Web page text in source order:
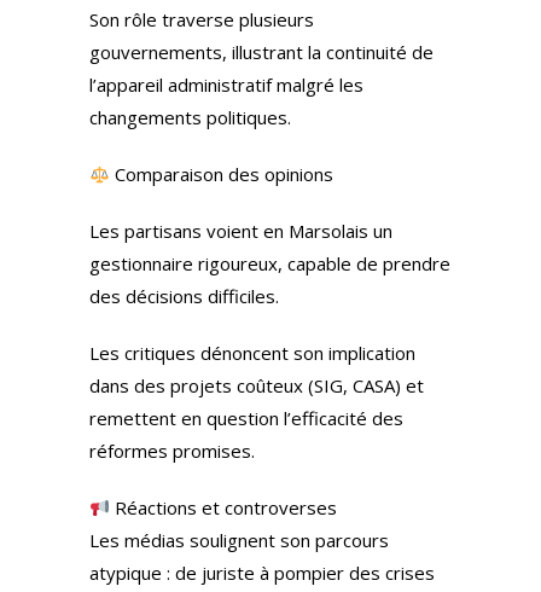
Son rôle traverse plusieurs
gouvernements, illustrant la continuité de
l’appareil administratif malgré les
changements politiques.
Comparaison des opinions
Les partisans voient en Marsolais un
gestionnaire rigoureux, capable de prendre
des décisions difficiles.
Les critiques dénoncent son implication
dans des projets coûteux (SIG, CASA) et
remettent en question l’efficacité des
réformes promises.
Réactions et controverses
Les médias soulignent son parcours
atypique : de juriste à pompier des crises